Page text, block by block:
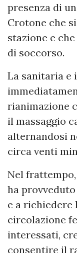
presenza di
Crotone che
stazione e
di soccorso.
La sanitaria e
rianimazione
il massaggio
alternandosi
circa venti
Nel
ha
e a richiedere
circolazione
interessati,
consentire il